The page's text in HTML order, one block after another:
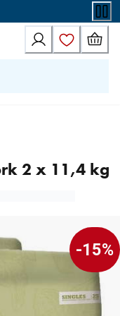
11,4 kg
2 x 11,4 kg
-15%